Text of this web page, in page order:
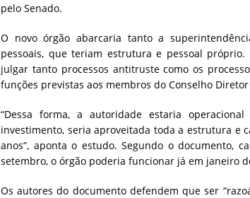
pelo Senado.
O novo órgão abarcaria tanto a
pessoais, que teriam estrutura e pessoal
julgar tanto processos antitruste como os
funções previstas aos membros do Conselho Diretor
“Dessa forma, a autoridade estaria
investimento, seria aproveitada toda a estrutura e
anos”, aponta o estudo. Segundo o documento,
setembro, o órgão poderia funcionar já em janeiro
Os autores do documento defendem que ser